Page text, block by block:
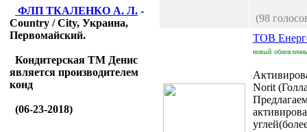
ФЛП ТКАЛЕНКО А. Л. -
Country / City, Украина,
Первомайский.
Кондитерская ТМ Денис
является производителем
конд
(06-23-2018)
(98
ТОВ
новый
Norit